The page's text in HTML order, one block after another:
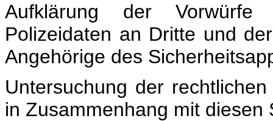
Aufklärung der
Polizeidaten an Dritte und
Angehörige des
Untersuchung der
in Zusammenhang mit diesen